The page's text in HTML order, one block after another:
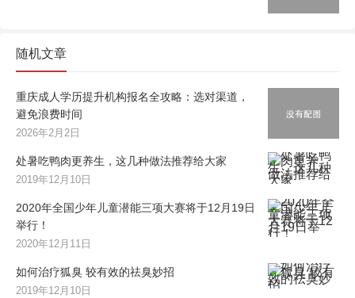
随机文章
重庆成人学历提升机构报名全攻略：选对渠道，
避免浪费时间
2026年2月2日
处暑吃鸭肉更养生，这几种做法推荐给大家
2019年12月10日
2020年全国少年儿童潜能三项大赛将于12月19日
举行！
2020年12月11日
如何治疗狐臭 较有效的祛臭妙招
2019年12月10日